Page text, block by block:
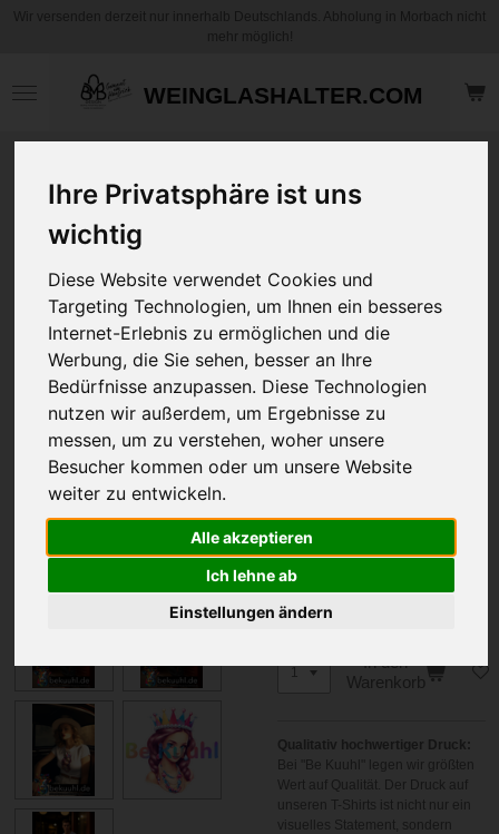
Ihre Privatsphäre ist uns
wichtig
Diese Website verwendet Cookies und
Targeting Technologien, um Ihnen ein besseres
Internet-Erlebnis zu ermöglichen und die
Werbung, die Sie sehen, besser an Ihre
Bedürfnisse anzupassen. Diese Technologien
nutzen wir außerdem, um Ergebnisse zu
messen, um zu verstehen, woher unsere
Besucher kommen oder um unsere Website
weiter zu entwickeln.
Alle akzeptieren
Ich lehne ab
Einstellungen ändern
WEINGLASHALTER.COM
Druck Prinzessin
Farben von M bis
XXXL
NEU
19,95 € 24,95 €
zzgl.Versandkosten
Größe
Farbe
In den
Warenkorb
Qualitativ hochwertiger Druck:
Bei "Be Kuuhl" legen wir größten
Wert auf Qualität. Der Druck auf
unseren T-Shirts ist nicht nur ein
visuelles Statement, sondern